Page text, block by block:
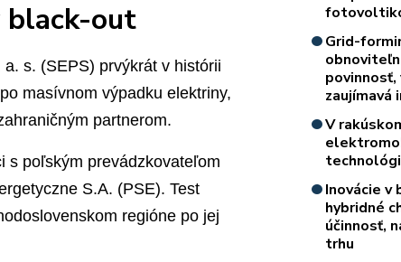
black-out
s. (SEPS) prvýkrát v histórii
masívnom výpadku elektriny,
partnerom.
s poľským prevádzkovateľom
S.A. (PSE). Test
regióne po jej
Grid-
povinnosť,
V
Inovácie v
hybridné
účinnosť,
trhu